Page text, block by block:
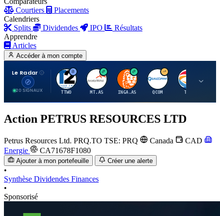
Courtiers
Placements
Calendriers
Splits
Dividendes IPO
Résultats
Apprendre
Articles
Accéder à mon compte
Le Radar
20 SIGNAUX
T
TTWO
A
MT.AS
I
INGA.AS
Q
QCOM
T
TTE
Action PETRUS RESOURCES LTD
Petrus Resources Ltd. PRQ.TO TSE: PRQ Canada
CAD
Energie
CA71678F1080
Ajouter à mon portefeuille Créer une alerte
•
Synthèse Dividendes Finances
•
Sponsorisé